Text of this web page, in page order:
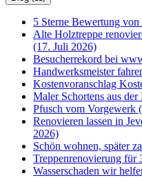
5 Sterne Bewertung
Alte Holztreppe
(17. Juli 2026)
Besucherrekord bei
Handwerksmeister
Kostenvoranschlag
Maler Schortens aus
Pfusch vom Vorgewerk
Renovieren lassen in
2026)
Schön wohnen, später
Treppenrenovierung für
Wasserschaden wir